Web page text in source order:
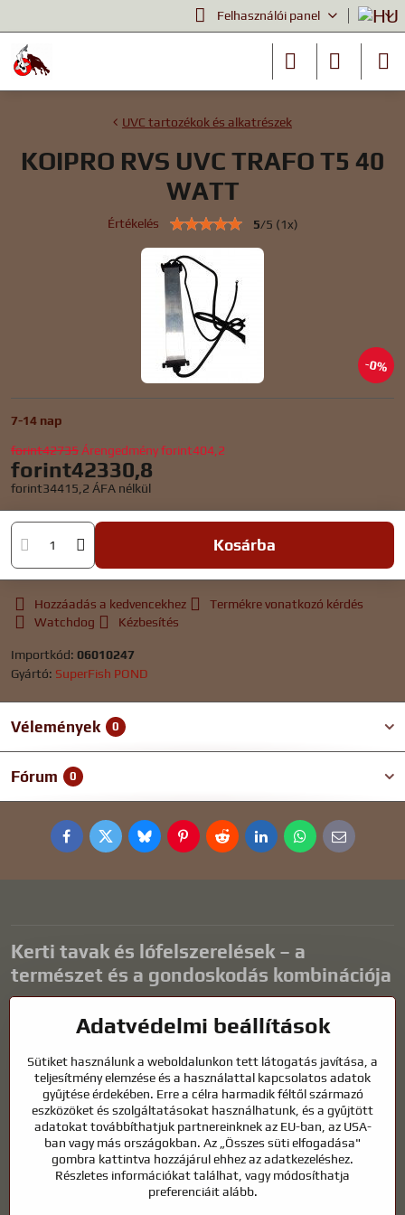
Felhasználói panel
0%
UVC tartozékok és alkatrészek
KOIPRO RVS UVC TRAFO T5 40
WATT
Értékelés 5/5 (1x)
7-14 nap
forint42735 Árengedményforint404,2
forint42330,8
forint34415,2 ÁFA nélkül
Kosárba
Hozzáadás a kedvencekhez
Termékre vonatkozó kérdés
Watchdog
Kézbesítés
Importkód: 06010247
Gyártó: SuperFish POND
Vélemények 0
Fórum 0
FacebookTwitterBlueskyPinterestRedditLinkedInWhatsApp
E-
mail
Kerti tavak és lófelszerelések – a
természet és a gondoskodás kombinációja
harmonikus környezetet teremtenek a kikapcsolódáshoz és a vízi
karbantartás kulcsfontosságú a tiszta vízhez és az egészséges
tóhoz egész évben. Ugyanilyen fontos az életünk részét képező
állatok gondozása is.
A lovaknak kiváló minőségű lovaglófelszerelésre, megfelelő
táplálkozásra és felelősségteljes gondoskodásra van szükségük
ahhoz, hogy egészségesek, erősek és elégedettek legyenek. Legyen
szó lovasok, tenyésztők vagy természetkedvelők felszereléséről, a cél
Adatvédelmi beállítások
Sütiket használunk a weboldalunkon tett látogatás javítása, a
teljesítmény elemzése és a használattal kapcsolatos adatok
gyűjtése érdekében. Erre a célra harmadik féltől származó
eszközöket és szolgáltatásokat használhatunk, és a gyűjtött
adatokat továbbíthatjuk partnereinknek az EU-ban, az USA-
ban vagy más országokban. Az „Összes süti elfogadása"
gombra kattintva hozzájárul ehhez az adatkezeléshez.
Részletes információkat találhat, vagy módosíthatja
preferenciáit alább.